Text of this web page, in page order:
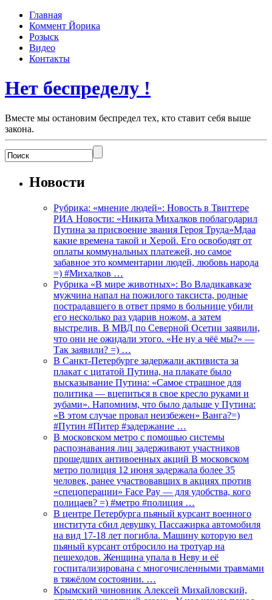
Главная
Коммент Йорика
Розыск
Видео
Контакты
Нет беспределу !
Вместе мы остановим беспредел тех, кто ставит себя выше
закона.
Новости
Рубрика: «мнение людей»: Новость в Твиттере
РИА Новости: «Никита Михалков поблагодарил
Путина за присвоение звания Героя Труда»Мдаа
какие времена такой и Херой. Его освободят от
оплаты коммунальных платежей, но самое
забавное это комментарии людей, любовь народа
=) #Михалков …
Рубрика «В мире животных»: Во Владикавказе
мужчина напал на пожилого таксиста, родные
пострадавшего в ответ прямо в больнице убили
его несколько раз ударив ножом, а затем
выстрелив. В МВД по Северной Осетии заявили,
что они не ожидали этого. «Не ну а чёё мы?» —
Так заявили? =) …
В Санкт-Петербурге задержали активиста за
плакат с цитатой Путина, на плакате было
высказывание Путина: «Самое страшное для
политика — вцепиться в свое кресло руками и
зубами». Напомним, что было дальше у Путина:
«В этом случае провал неизбежен» Ванга?=)
#Путин #Питер #задержание …
В московском метро с помощью системы
распознавания лиц задерживают участников
прошедших антивоенных акций В московском
метро полиция 12 июня задержала более 35
человек, ранее участвовавших в акциях против
«спецоперации» Face Pay — для удобства, кого
полицаев? =) #метро #полиция …
В центре Петербурга пьяный курсант военного
института сбил девушку. Пассажирка автомобиля
на вид 17-18 лет погибла. Машину которую вел
пьяный курсант отбросило на тротуар на
пешеходов. Женщина упала в Неву и её
госпитализирована с многочисленными травмами
в тяжёлом состоянии. …
Крымский чиновник Алексей Михайловский,